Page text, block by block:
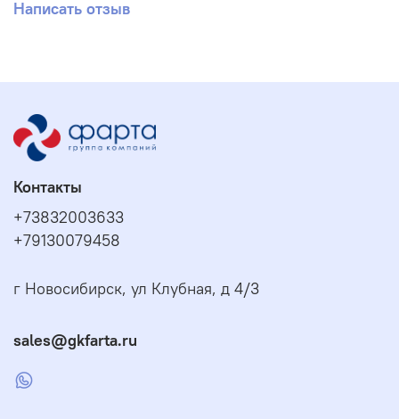
Написать отзыв
Контакты
+73832003633
+79130079458
г Новосибирск, ул Клубная, д 4/3
sales@gkfarta.ru